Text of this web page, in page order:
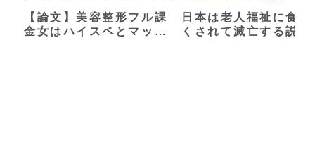
【論文】美容整形フル課
金女はハイスペとマッチ
日本は老人福祉に食い
くされて滅亡する説